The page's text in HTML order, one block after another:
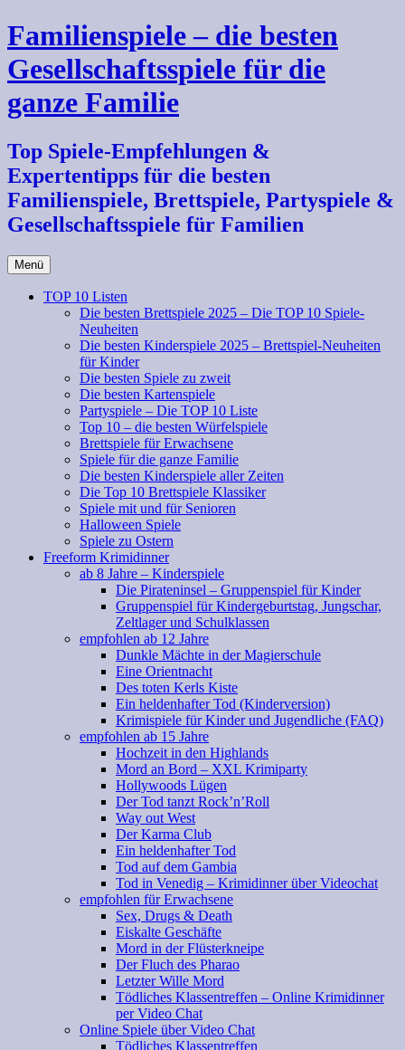
Zum
Inhalt
springen
Familienspiele – die besten
Gesellschaftsspiele für die
ganze Familie
Top Spiele-Empfehlungen &
Expertentipps für die besten
Familienspiele, Brettspiele, Partyspiele &
Gesellschaftsspiele für Familien
Menü
TOP 10 Listen
Die besten Brettspiele 2025 – Die TOP 10 Spiele-
Neuheiten
Die besten Kinderspiele 2025 – Brettspiel-Neuheiten
für Kinder
Die besten Spiele zu zweit
Die besten Kartenspiele
Partyspiele – Die TOP 10 Liste
Top 10 – die besten Würfelspiele
Brettspiele für Erwachsene
Spiele für die ganze Familie
Die besten Kinderspiele aller Zeiten
Die Top 10 Brettspiele Klassiker
Spiele mit und für Senioren
Halloween Spiele
Spiele zu Ostern
Freeform Krimidinner
ab 8 Jahre – Kinderspiele
Die Pirateninsel – Gruppenspiel für Kinder
Gruppenspiel für Kindergeburtstag, Jungschar,
Zeltlager und Schulklassen
empfohlen ab 12 Jahre
Dunkle Mächte in der Magierschule
Eine Orientnacht
Des toten Kerls Kiste
Ein heldenhafter Tod (Kinderversion)
Krimispiele für Kinder und Jugendliche (FAQ)
empfohlen ab 15 Jahre
Hochzeit in den Highlands
Mord an Bord – XXL Krimiparty
Hollywoods Lügen
Der Tod tanzt Rock’n’Roll
Way out West
Der Karma Club
Ein heldenhafter Tod
Tod auf dem Gambia
Tod in Venedig – Krimidinner über Videochat
empfohlen für Erwachsene
Sex, Drugs & Death
Eiskalte Geschäfte
Mord in der Flüsterkneipe
Der Fluch des Pharao
Letzter Wille Mord
Tödliches Klassentreffen – Online Krimidinner
per Video Chat
Online Spiele über Video Chat
Tödliches Klassentreffen